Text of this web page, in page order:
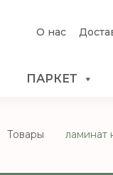
О нас
ПАРКЕТ
Товары ламинат